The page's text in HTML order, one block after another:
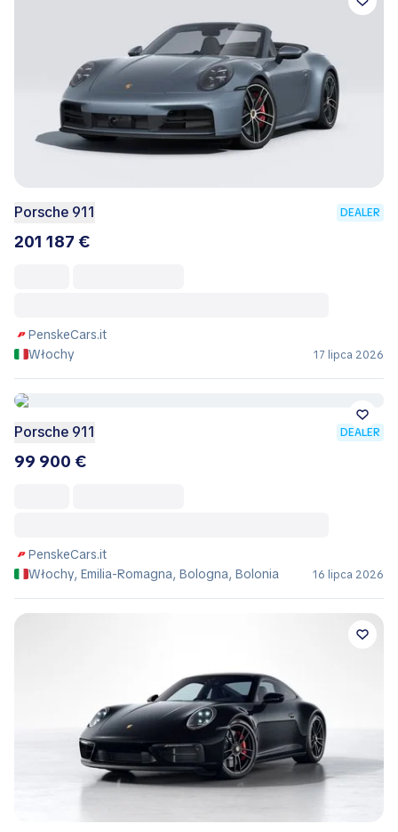
Porsche 911 DEALER
201 187 €
PenskeCars.it
Włochy
17 lipca 2026
Porsche 911 DEALER
99 900 €
PenskeCars.it
Włochy, Emilia-Romagna, Bologna, Bolonia
16 lipca 2026